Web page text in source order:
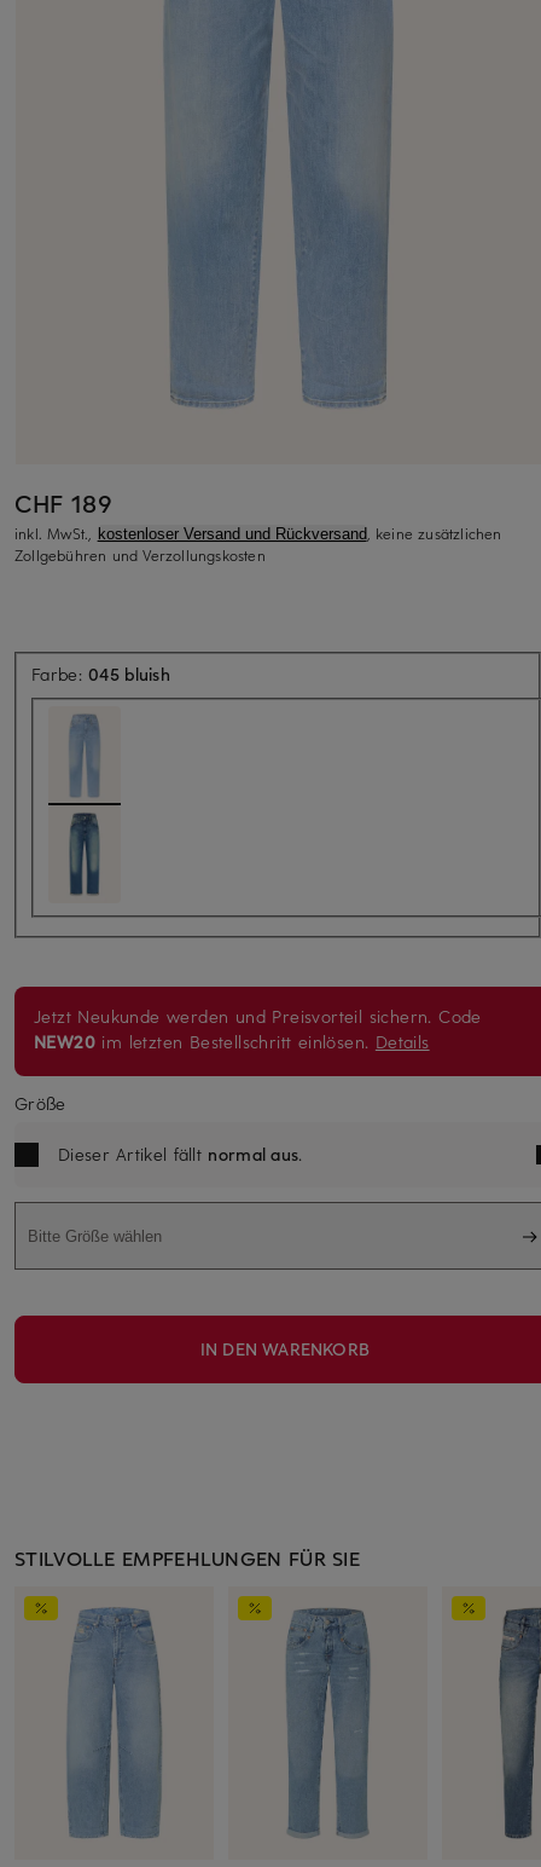
CHF 189
inkl. MwSt., kostenloser Versand und Rückversand, keine zusätzlichen
Zollgebühren und Verzollungskosten
Farbe:045 bluish
Jetzt Neukunde werden und Preisvorteil sichern. Code
NEW20 im letzten Bestellschritt einlösen. Details
Größe
Dieser Artikel fällt normal aus.
Bitte Größe wählen
IN DEN WARENKORB
STILVOLLE EMPFEHLUNGEN FÜR SIE